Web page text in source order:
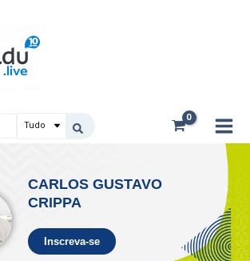
CARLOS GUSTAVO
CRIPPA
Inscreva-se